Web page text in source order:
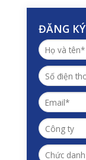
ĐĂNG